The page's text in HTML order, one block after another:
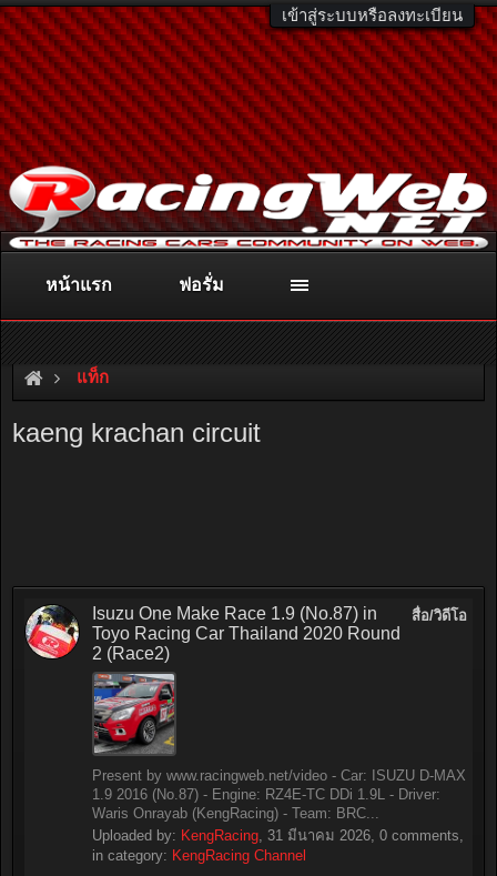
เข้าสู่ระบบหรือลงทะเบียน
ติดต่อลงโฆษณา racingweb@gmail.comหรือโทร. 081-811-1138
หรืออ่านรายละเอียดเพิ่มเติม คลิกที่นี่
แท็ก
kaeng krachan circuit
สื่อ/วิดีโอ
Isuzu One Make Race 1.9 (No.87) in
Toyo Racing Car Thailand 2020 Round
2 (Race2)
Present by www.racingweb.net/video - Car: ISUZU D-MAX
1.9 2016 (No.87) - Engine: RZ4E-TC DDi 1.9L - Driver:
Waris Onrayab (KengRacing) - Team: BRC...
Uploaded by: KengRacing, 31 มีนาคม 2026, 0 comments,
in category: KengRacing Channel
หน้าแรก ฟอรั่ม